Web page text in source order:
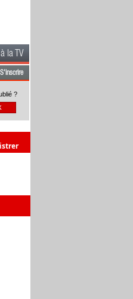
la TV
S'inscrire
?